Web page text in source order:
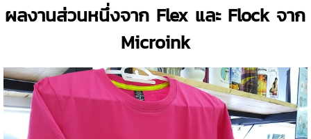
ผลงานส่วนหนึ่งจาก Flex และ Flock จาก
Microink